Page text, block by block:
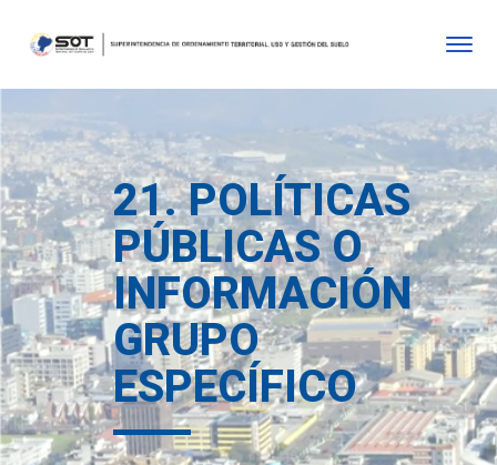
21. POLÍTICAS
PÚBLICAS O
INFORMACIÓN
GRUPO
ESPECÍFICO